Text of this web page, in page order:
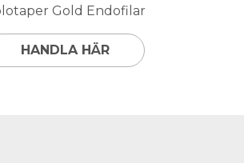
Gold Endofilar
HANDLA HÄR